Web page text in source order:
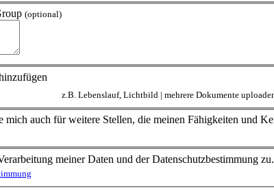
(optional)
z.B. Lebenslauf, Lichtbild | mehrere Dokumente
mich auch für weitere Stellen, die meinen Fähigkeiten und
meiner Daten und der Datenschutzbestimmung zu.